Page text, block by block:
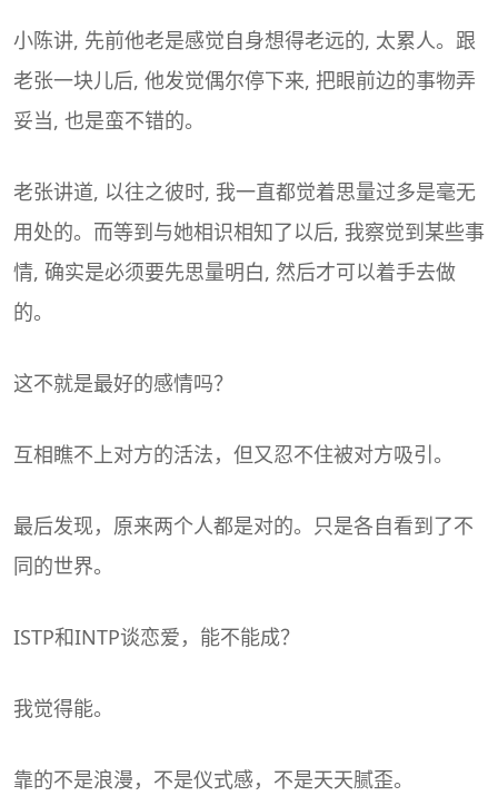
小陈讲, 先前他老是感觉自身想得老远的, 太累人。跟
老张一块儿后, 他发觉偶尔停下来, 把眼前边的事物弄
妥当, 也是蛮不错的。
老张讲道, 以往之彼时, 我一直都觉着思量过多是毫无
用处的。而等到与她相识相知了以后, 我察觉到某些事
情, 确实是必须要先思量明白, 然后才可以着手去做
的。
这不就是最好的感情吗？
互相瞧不上对方的活法，但又忍不住被对方吸引。
最后发现，原来两个人都是对的。只是各自看到了不
同的世界。
ISTP和INTP谈恋爱，能不能成？
我觉得能。
靠的不是浪漫，不是仪式感，不是天天腻歪。